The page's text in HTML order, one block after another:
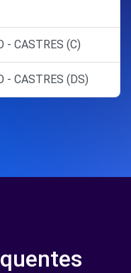
- CASTRES (C)
- CASTRES (DS)